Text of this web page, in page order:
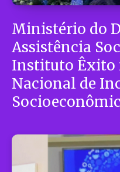
Ministério do
Assistência
Instituto Êxito
Nacional de